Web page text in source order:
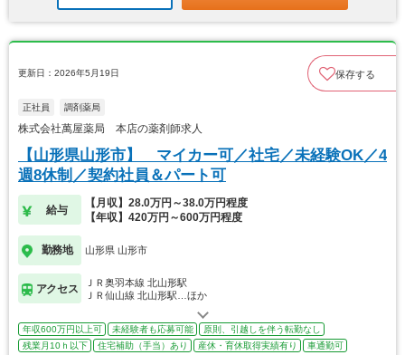
更新日：2026年5月19日 保存する
正社員 調剤薬局
株式会社萬屋薬局 本店の薬剤師求人
【山形県山形市】 マイカー可／社宅／未経験OK／4
週8休制／契約社員＆パート可
給与
【月収】28.0万円～38.0万円程度
【年収】420万円～600万円程度
勤務地 山形県 山形市
アクセス
ＪＲ奥羽本線 北山形駅
ＪＲ仙山線 北山形駅…ほか
年収600万円以上可 未経験者も応募可能
原則、引越しを伴う転勤なし
残業月10ｈ以下
住宅補助（手当）あり 産休・育休取得実績有り
車通勤可